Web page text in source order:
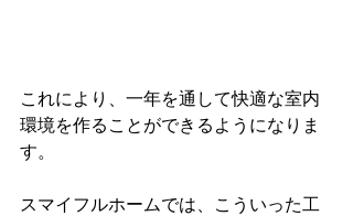
これにより、一年を通して快適な室内
環境を作ることができるようになりま
す。
スマイフルホームでは、こういった工